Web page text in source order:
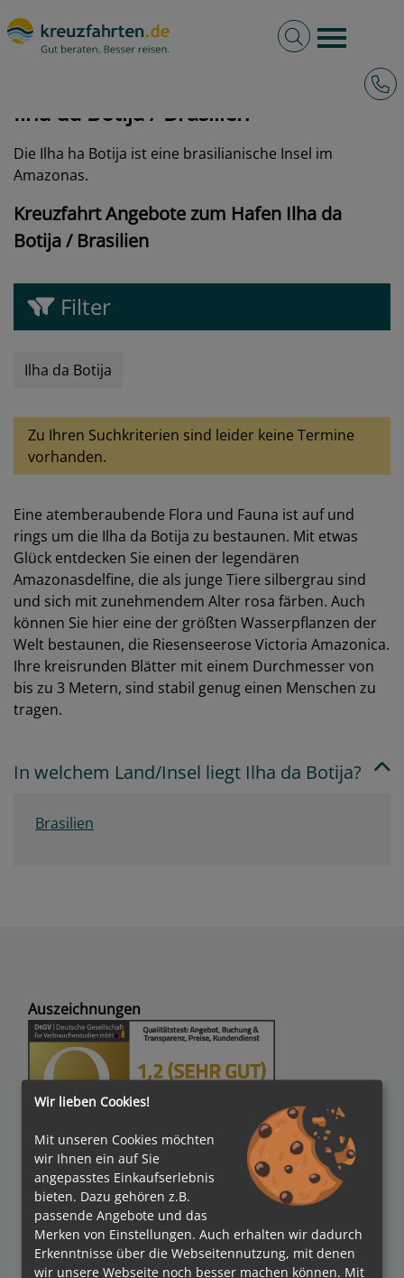
Burger
Volltextsuche
Ilha da Botija
Ilha da Botija / Brasilien
Die Ilha ha Botija ist eine brasilianische Insel im
Amazonas.
Kreuzfahrt Angebote zum Hafen Ilha da
Botija / Brasilien
Filter
Ilha da Botija
Zu Ihren Suchkriterien sind leider keine Termine
vorhanden.
Eine atemberaubende Flora und Fauna ist auf und
rings um die Ilha da Botija zu bestaunen. Mit etwas
Glück entdecken Sie einen der legendären
Amazonasdelfine, die als junge Tiere silbergrau sind
und sich mit zunehmendem Alter rosa färben. Auch
können Sie hier eine der größten Wasserpflanzen der
Welt bestaunen, die Riesenseerose Victoria Amazonica.
Ihre kreisrunden Blätter mit einem Durchmesser von
bis zu 3 Metern, sind stabil genug einen Menschen zu
tragen.
In welchem Land/Insel liegt Ilha da Botija?
Brasilien
Auszeichnungen
Verbände
Bezahlmethoden
Wir lieben Cookies!
Mit unseren Cookies möchten
wir Ihnen ein auf Sie
angepasstes Einkaufserlebnis
bieten. Dazu gehören z.B.
passende Angebote und das
Merken von Einstellungen. Auch erhalten wir dadurch
Erkenntnisse über die Webseitennutzung, mit denen
wir unsere Webseite noch besser machen können. Mit